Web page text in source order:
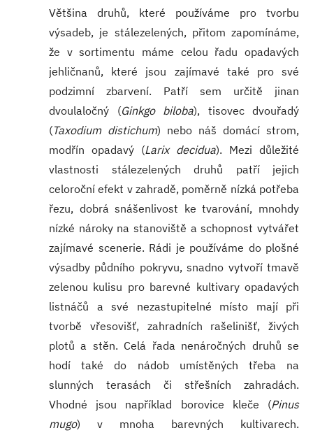
Většina druhů, které používáme pro tvorbu
výsadeb, je stálezelených, přitom zapomínáme,
že v sortimentu máme celou řadu opadavých
jehličnanů, které jsou zajímavé také pro své
podzimní zbarvení. Patří sem určitě jinan
dvoulaločný (Ginkgo biloba), tisovec dvouřadý
(Taxodium distichum) nebo náš domácí strom,
modřín opadavý (Larix decidua). Mezi důležité
vlastnosti stálezelených druhů patří jejich
celoroční efekt v zahradě, poměrně nízká potřeba
řezu, dobrá snášenlivost ke tvarování, mnohdy
nízké nároky na stanoviště a schopnost vytvářet
zajímavé scenerie. Rádi je používáme do plošné
výsadby půdního pokryvu, snadno vytvoří tmavě
zelenou kulisu pro barevné kultivary opadavých
listnáčů a své nezastupitelné místo mají při
tvorbě vřesovišť, zahradních rašelinišť, živých
plotů a stěn. Celá řada nenáročných druhů se
hodí také do nádob umístěných třeba na
slunných terasách či střešních zahradách.
Vhodné jsou například borovice kleče (Pinus
mugo) v mnoha barevných kultivarech.